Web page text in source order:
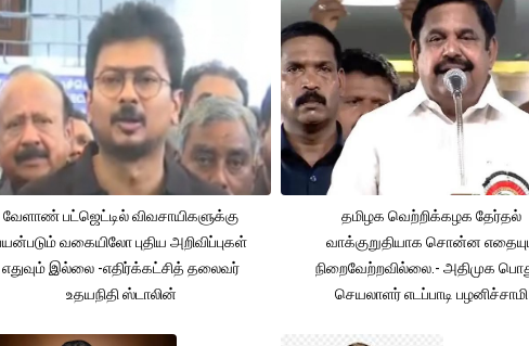
வேளாண் பட்ஜெட்டில் விவசாயிகளுக்கு
வகையிலோ புதிய அறிவிப்புகள்
எதுவும் இல்லை -எதிர்க்கட்சித் தலைவர்
உதயநிதி ஸ்டாலின்
தமிழக வெற்றிக்கழக தேர்தல்
வாக்குறுதியாக சொன்ன
நிறைவேற்றவில்லை.- அதிமுக
செயலாளர் எடப்பாடி பழனிச்சாமி